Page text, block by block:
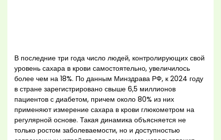
В последние три года число людей, контролирующих свой
уровень сахара в крови самостоятельно, увеличилось
более чем на 18%. По данным Минздрава РФ, к 2024 году
в стране зарегистрировано свыше 6,5 миллионов
пациентов с диабетом, причем около 80% из них
применяют измерение сахара в крови глюкометром на
регулярной основе. Такая динамика объясняется не
только ростом заболеваемости, но и доступностью